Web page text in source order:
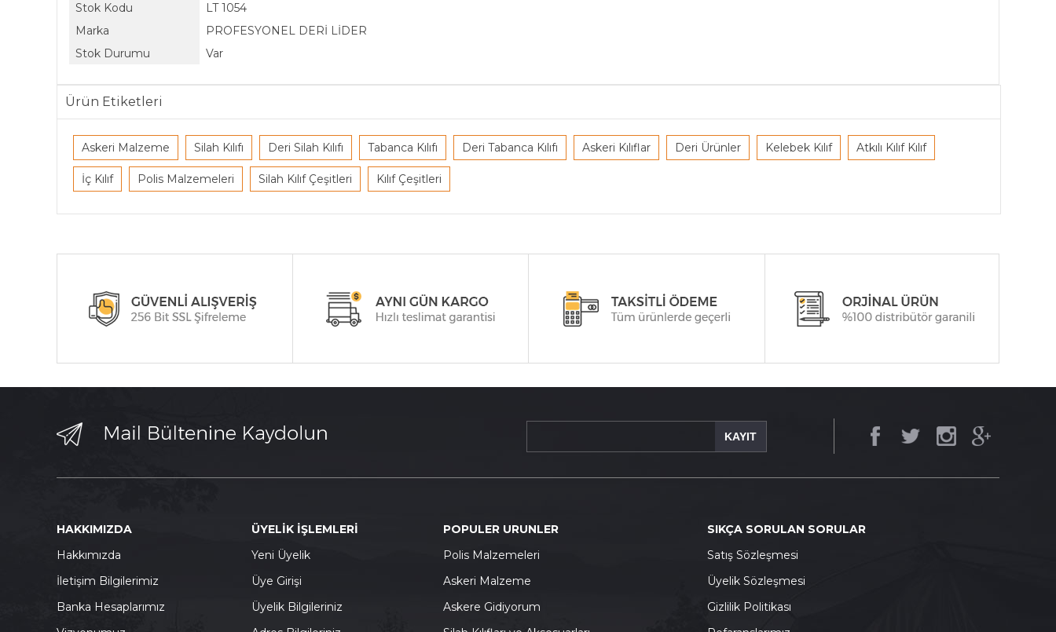
Stok Kodu
LT 1054
Marka
PROFESYONEL DERİ LİDER
Stok Durumu
Var
Ürün Etiketleri
Askeri Malzeme Silah Kılıfı Deri Silah Kılıfı Tabanca Kılıfı Deri Tabanca Kılıfı Askeri Kılıflar Deri Ürünler Kelebek Kılıf Atkılı Kılıf Kılıf
İç Kılıf Polis Malzemeleri Silah Kılıf Çeşitleri Kılıf Çeşitleri
KAYIT
HAKKIMIZDA ÜYELİK İŞLEMLERİ POPULER URUNLER
SIKÇA SORULAN SORULAR
Hakkımızda
Yeni Üyelik Polis Malzemeleri Satış Sözleşmesi
İletişim Bilgilerimiz
Üye Girişi Askeri Malzeme Üyelik Sözleşmesi
Banka Hesaplarımız
Üyelik Bilgileriniz Askere Gidiyorum Gizlilik Politikası